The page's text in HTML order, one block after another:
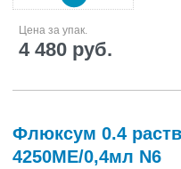
Цена за упак.
4 480 руб.
Флюксум 0.4
4250МЕ/0,4мл N6